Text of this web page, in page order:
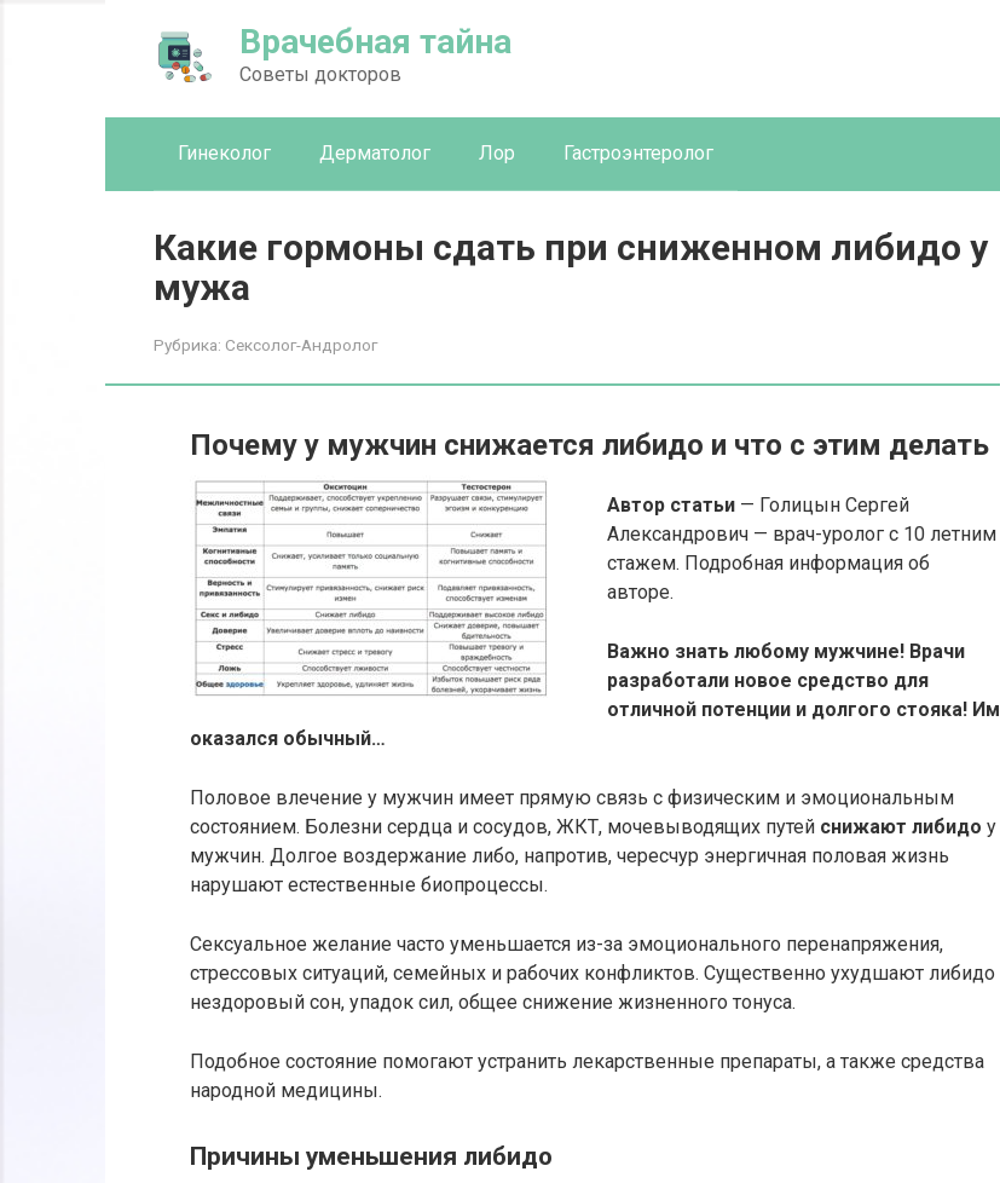
Врачебная тайна
Советы докторов
Гинеколог Дерматолог Лор Гастроэнтеролог
Какие гормоны сдать при сниженном либидо у
мужа
Рубрика: Сексолог-Андролог
Почему у мужчин снижается либидо и что с этим делать
Автор статьи — Голицын Сергей
Александрович — врач-уролог с 10 летним
стажем. Подробная информация об
авторе.
Важно знать любому мужчине! Врачи
разработали новое средство для
отличной потенции и долгого стояка! Им
оказался обычный…
Половое влечение у мужчин имеет прямую связь с физическим и эмоциональным
состоянием. Болезни сердца и сосудов, ЖКТ, мочевыводящих путей снижают либидо у
мужчин. Долгое воздержание либо, напротив, чересчур энергичная половая жизнь
нарушают естественные биопроцессы.
Сексуальное желание часто уменьшается из-за эмоционального перенапряжения,
стрессовых ситуаций, семейных и рабочих конфликтов. Существенно ухудшают либидо
нездоровый сон, упадок сил, общее снижение жизненного тонуса.
Подобное состояние помогают устранить лекарственные препараты, а также средства
народной медицины.
Причины уменьшения либидо